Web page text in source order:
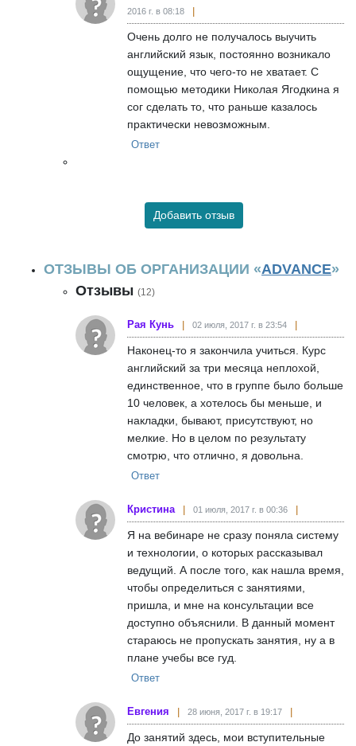
2016 г. в 08:18
Очень долго не получалось выучить
английский язык, постоянно возникало
ощущение, что чего-то не хватает. С
помощью методики Николая Ягодкина я
сог сделать то, что раньше казалось
практически невозможным.
Ответ
Добавить отзыв
ОТЗЫВЫ ОБ ОРГАНИЗАЦИИ «ADVANCE»
Отзывы (12)
Рая Кунь 02 июля, 2017 г. в 23:54
Наконец-то я закончила учиться. Курс
английский за три месяца неплохой,
единственное, что в группе было больше
10 человек, а хотелось бы меньше, и
накладки, бывают, присутствуют, но
мелкие. Но в целом по результату
смотрю, что отлично, я довольна.
Ответ
Кристина 01 июля, 2017 г. в 00:36
Я на вебинаре не сразу поняла систему
и технологии, о которых рассказывал
ведущий. А после того, как нашла время,
чтобы определиться с занятиями,
пришла, и мне на консультации все
доступно объяснили. В данный момент
стараюсь не пропускать занятия, ну а в
плане учебы все гуд.
Ответ
Евгения 28 июня, 2017 г. в 19:17
До занятий здесь, мои вступительные